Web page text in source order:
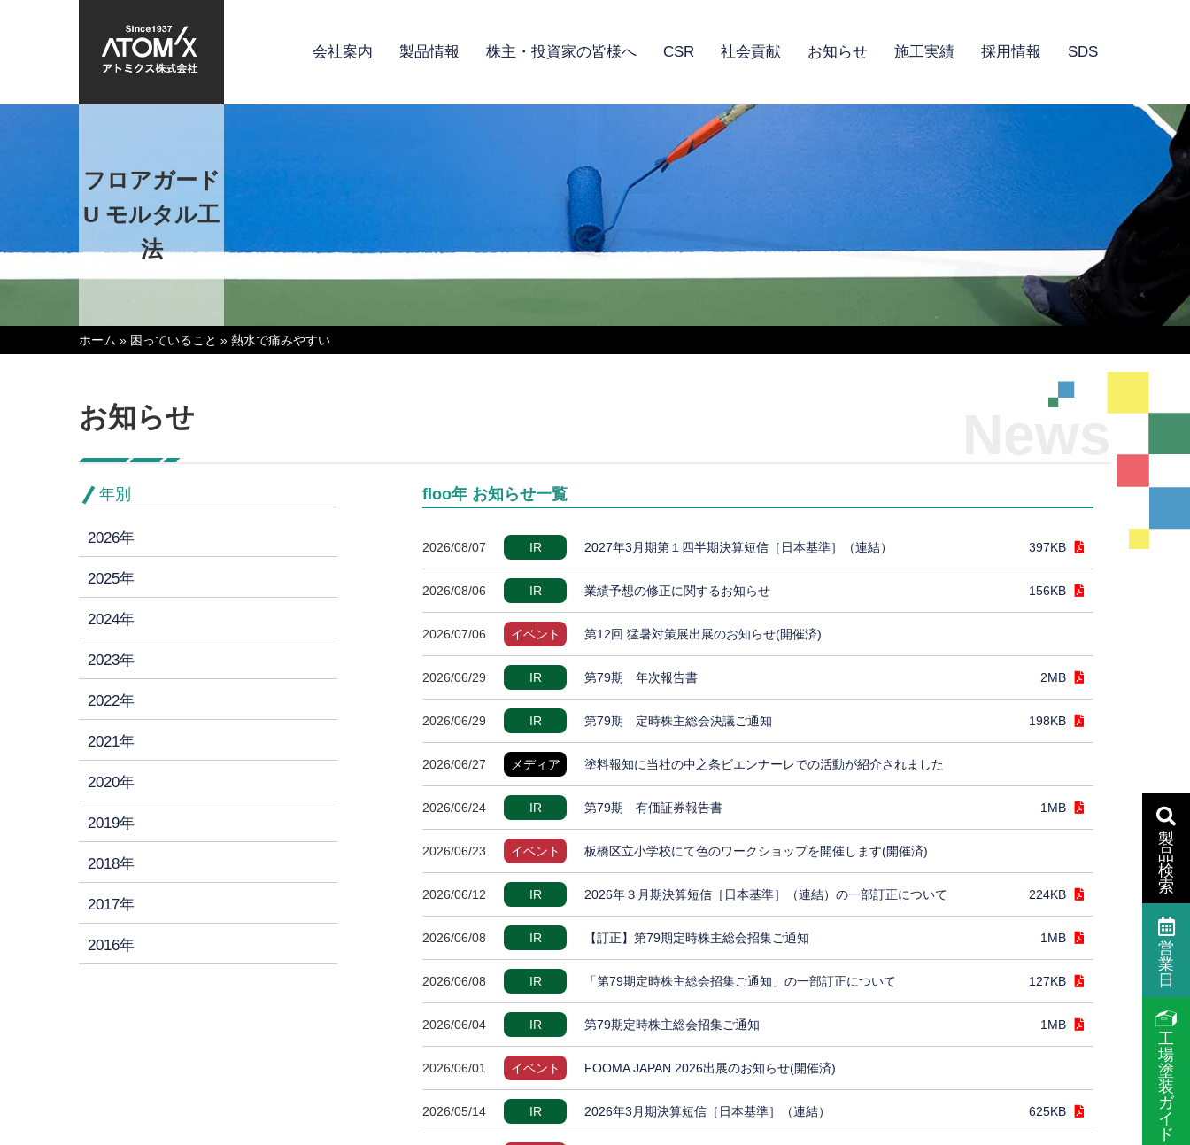
会社案内 製品情報 株主・投資家の皆様へ CSR 社会貢献 お知らせ 施工実績 採用情報 SDS
フロアガード
U モルタル工
法
ホーム » 困っていること » 熱水で痛みやすい
お知らせ News
年別
2026年
2025年
2024年
2023年
2022年
2021年
2020年
2019年
2018年
2017年
2016年
floo年 お知らせ一覧
2026/08/07 IR 2027年3月期第１四半期決算短信［日本基準］（連結） 397KB
2026/08/06 IR 業績予想の修正に関するお知らせ 156KB
2026/07/06 イベント 第12回 猛暑対策展出展のお知らせ(開催済)
2026/06/29 IR 第79期 年次報告書 2MB
2026/06/29 IR 第79期 定時株主総会決議ご通知 198KB
2026/06/27 メディア 塗料報知に当社の中之条ビエンナーレでの活動が紹介されました
2026/06/24 IR 第79期 有価証券報告書 1MB
2026/06/23 イベント 板橋区立小学校にて色のワークショップを開催します(開催済)
2026/06/12 IR 2026年３月期決算短信［日本基準］（連結）の一部訂正について 224KB
2026/06/08 IR 【訂正】第79期定時株主総会招集ご通知 1MB
2026/06/08 IR 「第79期定時株主総会招集ご通知」の一部訂正について 127KB
2026/06/04 IR 第79期定時株主総会招集ご通知 1MB
2026/06/01 イベント FOOMA JAPAN 2026出展のお知らせ(開催済)
2026/05/14 IR 2026年3月期決算短信［日本基準］（連結） 625KB
製
品
検
索
営
業
日
工
場
塗
装
ガ
イ
ド